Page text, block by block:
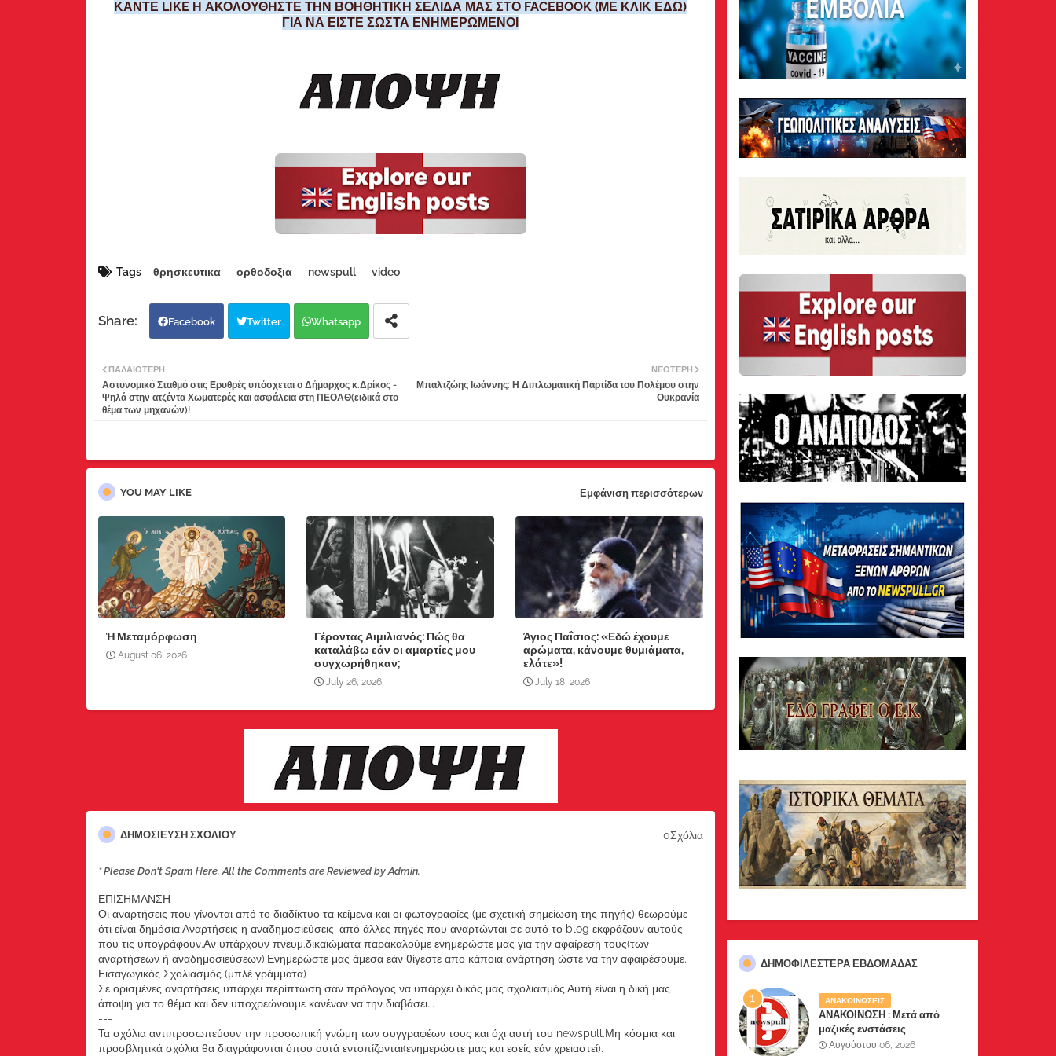
ΚΑΝΤΕ LIKE Η ΑΚΟΛΟΥΘΗΣΤΕ ΤΗΝ ΒΟΗΘΗΤΙΚΗ ΣΕΛΙΔΑ ΜΑΣ ΣΤΟ FACEBOOK (ΜΕ ΚΛΙΚ ΕΔΩ)
ΓΙΑ ΝΑ ΕΙΣΤΕ ΣΩΣΤΑ ΕΝΗΜΕΡΩΜΕΝΟΙ
Tags θρησκευτικα ορθοδοξια newspull video
Facebook Twitter Whatsapp
ΝΕΌΤΕΡΗ
Μπαλτζώης Ιωάννης: Η Διπλωματική Παρτίδα του Πολέμου στην
Ουκρανία
ΠΑΛΑΙΌΤΕΡΗ
Αστυνομικό Σταθμό στις Ερυθρές υπόσχεται ο Δήμαρχος κ.Δρίκος -
Ψηλά στην ατζέντα Χωματερές και ασφάλεια στη ΠΕΟΑΘ(ειδικά στο
θέμα των μηχανών)!
YOU MAY LIKE Εμφάνιση περισσότερων
Ἡ Μεταμόρφωση
August 06, 2026
Γέροντας Αιμιλιανός: Πώς θα
καταλάβω εάν οι αμαρτίες μου
συγχωρήθηκαν;
July 26, 2026
Άγιος Παΐσιος: «Εδώ έχουμε
αρώματα, κάνουμε θυμιάματα,
ελάτε»!
July 18, 2026
ΔΗΜΟΣΊΕΥΣΗ ΣΧΟΛΊΟΥ 0Σχόλια
* Please Don't Spam Here. All the Comments are Reviewed by Admin.
ΕΠΙΣΗΜΑΝΣΗ
Οι αναρτήσεις που γίνονται από το διαδίκτυο τα κείμενα και οι φωτογραφίες (με σχετική σημείωση της πηγής) θεωρούμε
ότι είναι δημόσια.Αναρτήσεις η αναδημοσιεύσεις, από άλλες πηγές που αναρτώνται σε αυτό το blog εκφράζουν αυτούς
που τις υπογράφουν.Αν υπάρχουν πνευμ.δικαιώματα παρακαλούμε ενημερώστε μας για την αφαίρεση τους(των
αναρτήσεων ή αναδημοσιεύσεων).Ενημερώστε μας άμεσα εάν θίγεστε απο κάποια ανάρτηση ώστε να την αφαιρέσουμε.
Εισαγωγικός Σχολιασμός (μπλέ γράμματα)
Σε ορισμένες αναρτήσεις υπάρχει περίπτωση σαν πρόλογος να υπάρχει δικός μας σχολιασμός.Αυτή είναι η δική μας
άποψη για το θέμα και δεν υποχρεώνουμε κανέναν να την διαβάσει...
---
Τα σχόλια αντιπροσωπεύουν την προσωπική γνώμη των συγγραφέων τους και όχι αυτή του newspull.Μη κόσμια και
προσβλητικά σχόλια θα διαγράφονται όπου αυτά εντοπίζονται(ενημερώστε μας και εσείς εάν χρειαστεί).
ΔΗΜΟΦΙΛΈΣΤΕΡΑ ΕΒΔΟΜΆΔΑΣ
ΑΝΑΚΟΙΝΩΣΕΙΣ
ΑΝΑΚΟΙΝΩΣΗ : Μετά από
μαζικές ενστάσεις
αναγνωστών μας, το site μας
Αυγούστου 06, 2026